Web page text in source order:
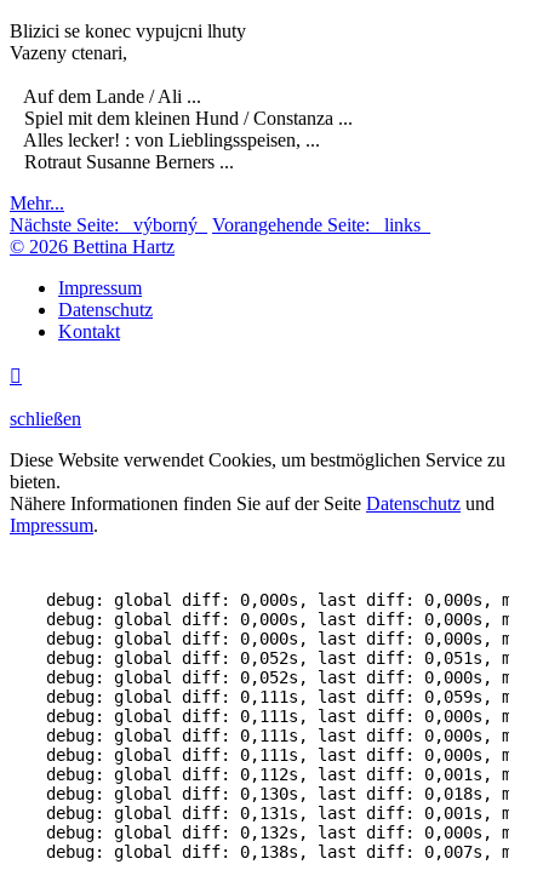
Blizici se konec vypujcni lhuty
Vazeny ctenari,
Auf dem Lande / Ali ...
Spiel mit dem kleinen Hund / Constanza ...
Alles lecker! : von Lieblingsspeisen, ...
Rotraut Susanne Berners ...
Mehr...
Nächste Seite:
_výborný_ Vorangehende Seite:
_links_
© 2026 Bettina Hartz
Impressum
Datenschutz
Kontakt

schließen
Diese Website verwendet Cookies, um bestmöglichen Service zu
bieten.
Nähere Informationen finden Sie auf der Seite Datenschutz und
Impressum.
debug: global diff: 0,000s, last diff: 0,000s, mem:
debug: global diff: 0,000s, last diff: 0,000s, mem:
debug: global diff: 0,000s, last diff: 0,000s, mem:
debug: global diff: 0,052s, last diff: 0,051s, mem:
debug: global diff: 0,052s, last diff: 0,000s, mem:
debug: global diff: 0,111s, last diff: 0,059s, mem:
debug: global diff: 0,111s, last diff: 0,000s, mem:
debug: global diff: 0,111s, last diff: 0,000s, mem:
debug: global diff: 0,111s, last diff: 0,000s,
debug: global diff: 0,112s, last diff: 0,001s,
debug: global diff: 0,130s, last diff: 0,018s, mem:
debug: global diff: 0,131s, last diff: 0,001s, mem:
debug: global diff: 0,132s, last diff: 0,000s, mem: